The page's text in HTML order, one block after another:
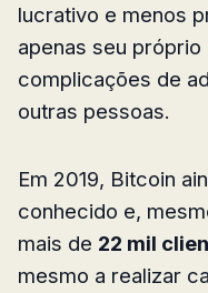
lucrativo e menos
apenas seu
complicações de
outras pessoas.
Em 2019, Bitcoin
conhecido e,
mais de 22 mil
mesmo a realizar